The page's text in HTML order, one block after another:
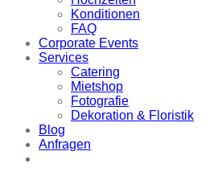
Konditionen
FAQ
Corporate Events
Services
Catering
Mietshop
Fotografie
Dekoration & Floristik
Blog
Anfragen